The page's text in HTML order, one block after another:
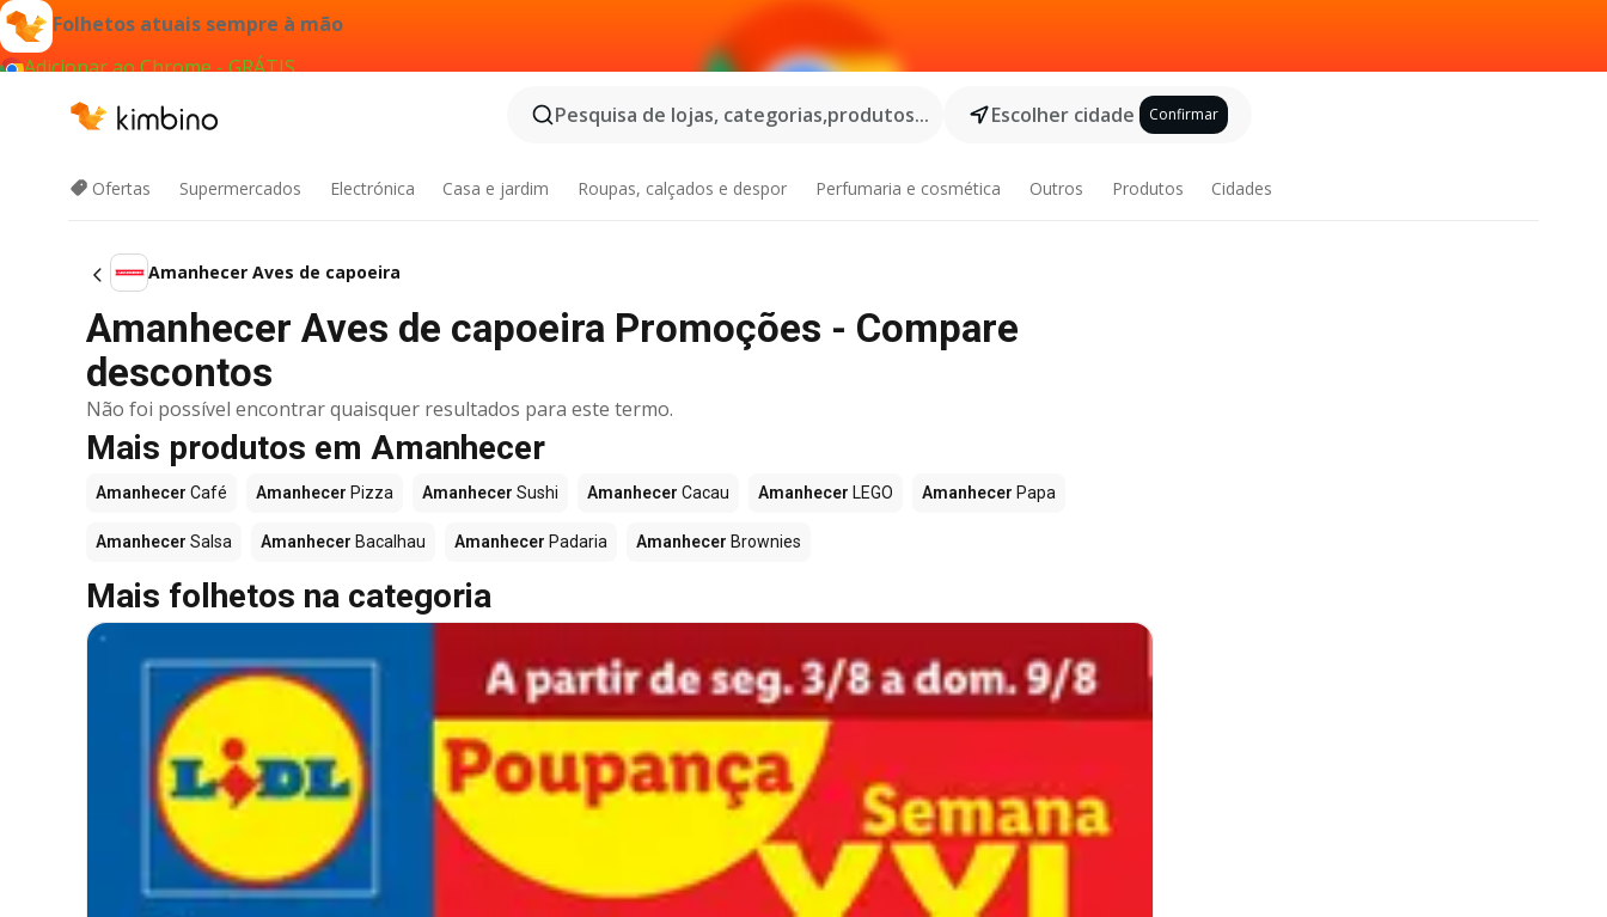
Folhetos atuais sempre à mão
Adicionar ao Chrome - GRÁTIS
Pesquisa de lojas, categorias,produtos...
Escolher cidade Confirmar
Ofertas Supermercados Electrónica Casa e jardim Roupas, calçados e despor Perfumaria e cosmética Outros Produtos Cidades
Amanhecer Aves de capoeira
Amanhecer Aves de capoeira Promoções - Compare
descontos
Não foi possível encontrar quaisquer resultados para este termo.
Mais produtos em Amanhecer
Amanhecer Café Amanhecer Pizza Amanhecer Sushi Amanhecer Cacau Amanhecer LEGO Amanhecer Papa
Amanhecer Salsa Amanhecer Bacalhau Amanhecer Padaria Amanhecer Brownies
Mais folhetos na categoria